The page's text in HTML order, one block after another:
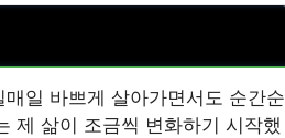
일 바쁘게 살아가면서도 순간순
제 삶이 조금씩 변화하기 시작했